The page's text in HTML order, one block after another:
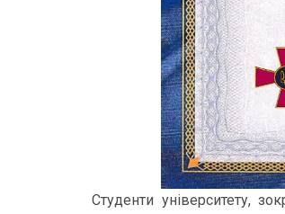
Студенти університету,